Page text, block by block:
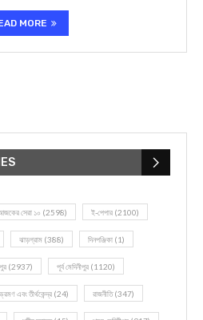
MORE
সেরা ১০ (2598) ই-পেপার (2100)
ঝাড়গ্রাম (388) দিনপঞ্জিকা (1)
(2937) পূর্ব মেদিনীপুর (1120)
ভ্রমণ এবং তীর্থকেন্দ্র (24) রাজনীতি(347)